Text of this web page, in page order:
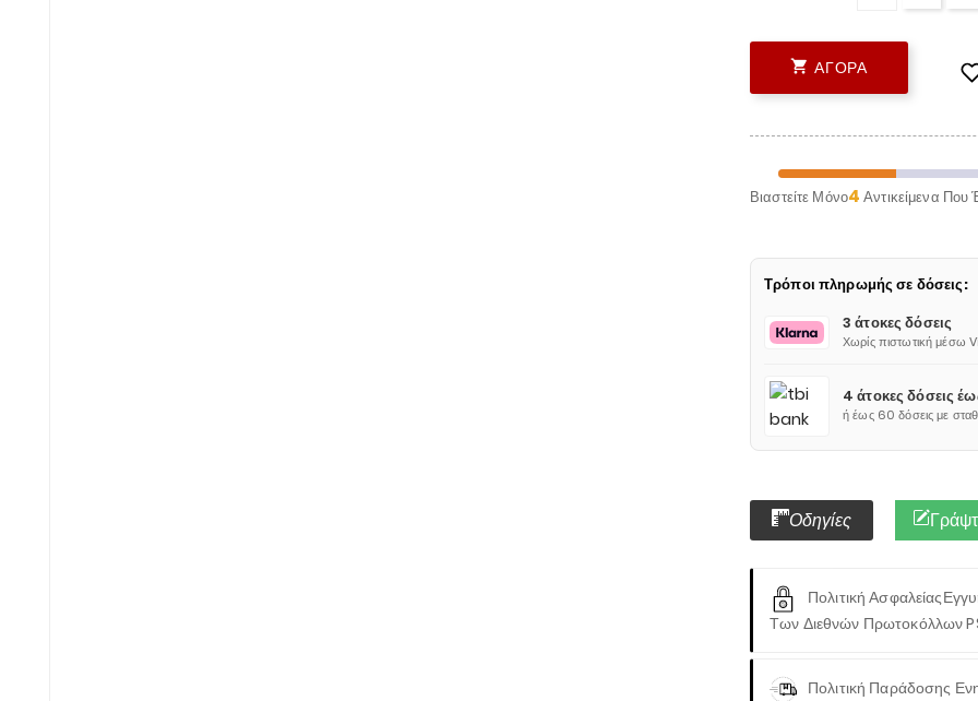
 ΑΓΟΡΆ
Βιαστείτε Μόνο4 Αντικείμενα Που
Τρόποι πληρωμής σε δόσεις:
3 άτοκες δόσεις
Χωρίς πιστωτική μέσω
4 άτοκες δόσεις
ή έως 60 δόσεις με
Οδηγίες
Πολιτική Ασφαλείας
Των Διεθνών Πρωτοκόλλων
Πολιτική Παράδοσης